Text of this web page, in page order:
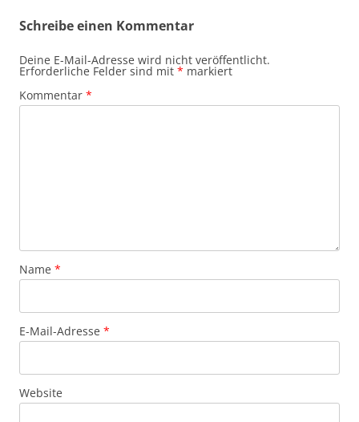
Schreibe einen Kommentar
Deine E-Mail-Adresse wird nicht veröffentlicht.
Erforderliche Felder sind mit * markiert
Kommentar *
Name *
E-Mail-Adresse *
Website